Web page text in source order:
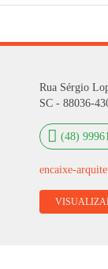
Rua Sérgio
SC - 88036-
(48)
encaixe-